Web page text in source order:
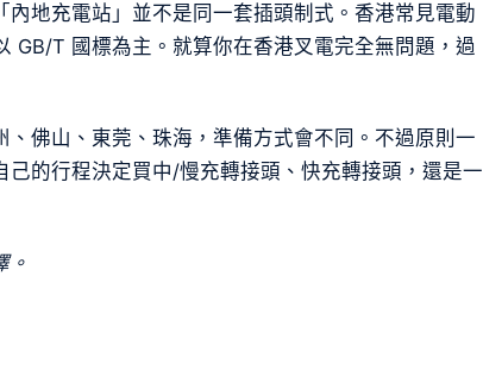
地充電站」並不是同一套插頭制式。香港常見電動
GB/T 國標為主。就算你在香港叉電完全無問題，過
佛山、東莞、珠海，準備方式會不同。不過原則一
的行程決定買中/慢充轉接頭、快充轉接頭，還是一
。